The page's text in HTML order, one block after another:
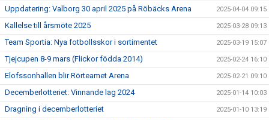
Uppdatering: Valborg 30 april 2025 på Röbäcks Arena 2025-04-04 09:15
Kallelse till årsmöte 2025 2025-03-28 09:13
Team Sportia: Nya fotbollsskor i sortimentet 2025-03-19 15:07
Tjejcupen 8-9 mars (Flickor födda 2014) 2025-02-24 16:10
Elofssonhallen blir Rörteamet Arena 2025-02-21 09:10
Decemberlotteriet: Vinnande lag 2024 2025-01-14 10:03
Dragning i decemberlotteriet 2025-01-10 13:19